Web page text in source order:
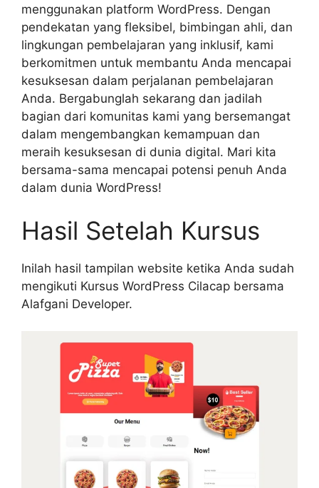
menggunakan platform WordPress. Dengan
pendekatan yang fleksibel, bimbingan ahli, dan
lingkungan pembelajaran yang inklusif, kami
berkomitmen untuk membantu Anda mencapai
kesuksesan dalam perjalanan pembelajaran
Anda. Bergabunglah sekarang dan jadilah
bagian dari komunitas kami yang bersemangat
dalam mengembangkan kemampuan dan
meraih kesuksesan di dunia digital. Mari kita
bersama-sama mencapai potensi penuh Anda
dalam dunia WordPress!
Hasil Setelah Kursus
Inilah hasil tampilan website ketika Anda sudah
mengikuti Kursus WordPress Cilacap bersama
Alafgani Developer.